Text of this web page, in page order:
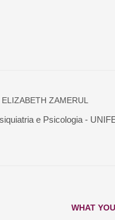
ZAMERUL
e Psicologia -
WHAT